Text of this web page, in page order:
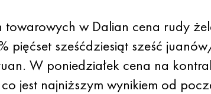
towarowych w Dalian cena rudy
pięćset sześćdziesiąt sześć
W poniedziałek cena na
jest najniższym wynikiem od